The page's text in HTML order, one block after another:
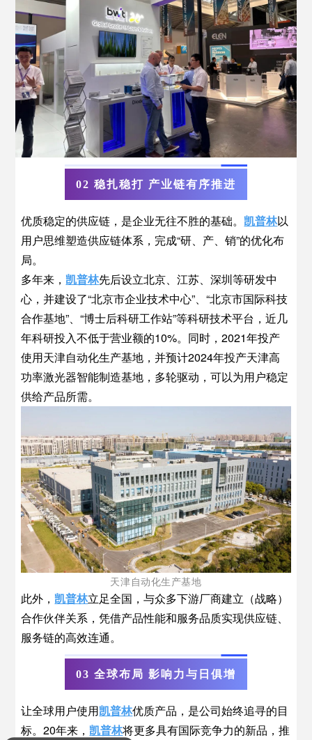
02 稳扎稳打 产业链有序推进
优质稳定的供应链，是企业无往不胜的基础。 凯普林以
用户思维塑造供应链体系，完成“研、产、销”的优化布
局。
多年来， 凯普林先后设立北京、江苏、深圳等研发中
心，并建设了“北京市企业技术中心”、“北京市国际科技
合作基地”、“博士后科研工作站”等科研技术平台，近几
年科研投入不低于营业额的10%。同时，2021年投产
使用天津自动化生产基地，并预计2024年投产天津高
功率激光器智能制造基地，多轮驱动，可以为用户稳定
供给产品所需。
天津自动化生产基地
此外， 凯普林立足全国，与众多下游厂商建立（战略）
合作伙伴关系，凭借产品性能和服务品质实现供应链、
服务链的高效连通。
03 全球布局 影响力与日俱增
让全球用户使用凯普林优质产品，是公司始终追寻的目
标。20年来， 凯普林将更多具有国际竞争力的新品，推
产品是怎么收费的呢？